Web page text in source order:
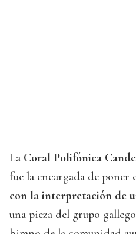
La Coral Polifónica
fue la encargada de poner
con la interpretación de
una pieza del grupo